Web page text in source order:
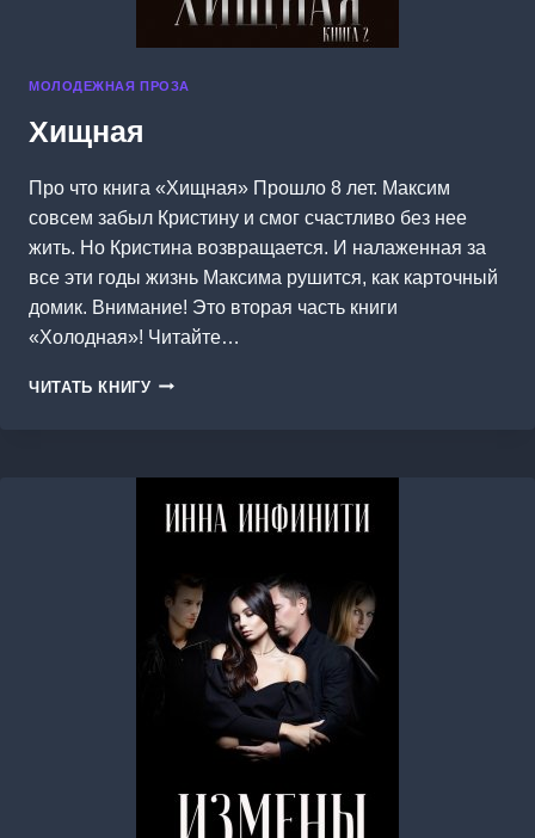
МОЛОДЕЖНАЯ ПРОЗА
Хищная
Про что книга «Хищная» Прошло 8 лет. Максим
совсем забыл Кристину и смог счастливо без нее
жить. Но Кристина возвращается. И налаженная за
все эти годы жизнь Максима рушится, как карточный
домик. Внимание! Это вторая часть книги
«Холодная»! Читайте…
ЧИТАТЬ КНИГУ ХИЩНАЯ